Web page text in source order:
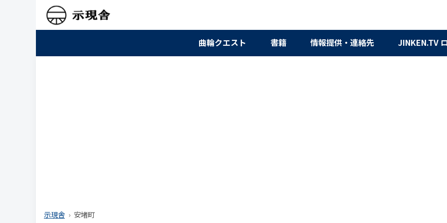
曲輪クエスト 書籍 情報提供・連絡先 JINKEN.TV
示現舎 安堵町